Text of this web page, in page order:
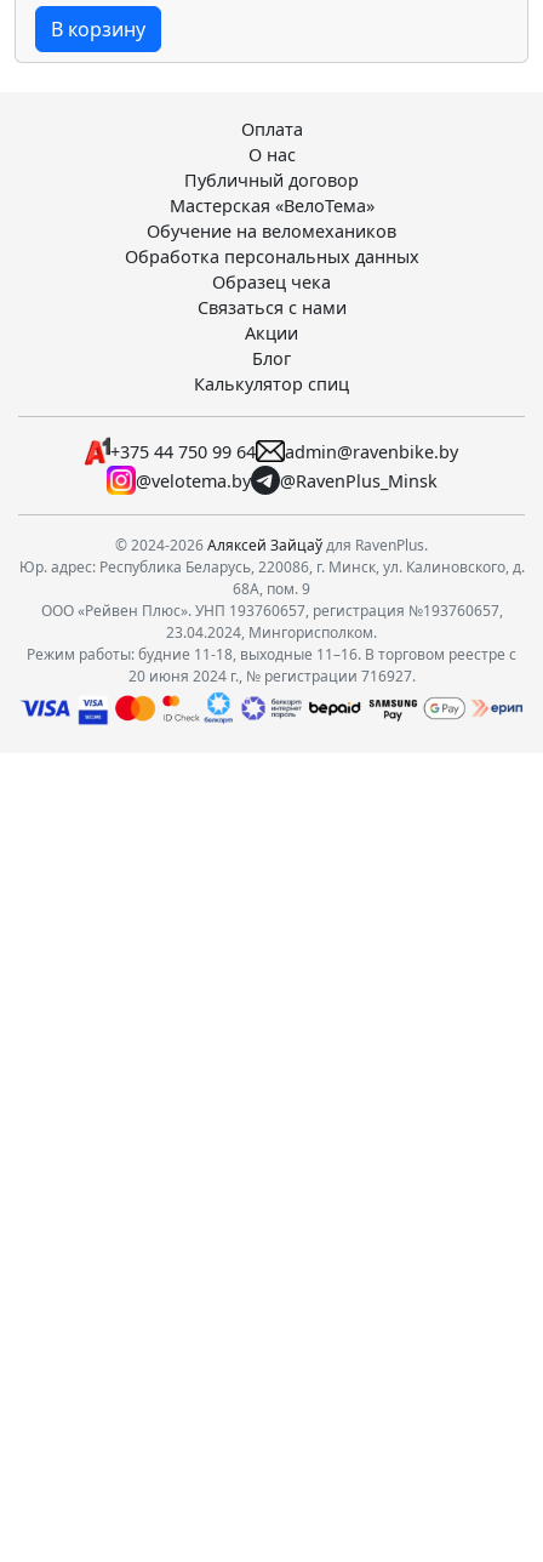
В корзину
Оплата
О нас
Публичный договор
Мастерская «ВелоТема»
Обучение на веломехаников
Обработка персональных данных
Образец чека
Связаться с нами
Акции
Блог
Калькулятор спиц
+375 44 750 99 64
admin@ravenbike.by
@velotema.by
@RavenPlus_Minsk
© 2024-2026Аляксей Зайцаўдля RavenPlus.
Юр. адрес: Республика Беларусь, 220086, г. Минск, ул. Калиновского, д.
68А, пом. 9
ООО «Рейвен Плюс». УНП 193760657, регистрация №193760657,
23.04.2024, Мингорисполком.
Режим работы: будние 11-18, выходные 11–16. В торговом реестре с
20 июня 2024 г., № регистрации 716927.